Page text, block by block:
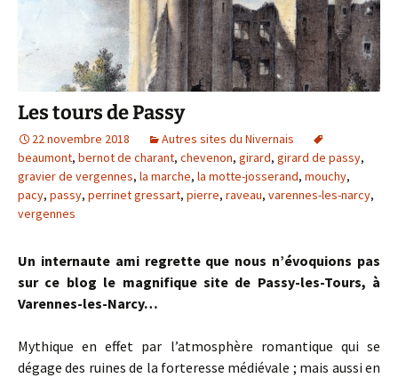
Les tours de Passy
22 novembre 2018
Autres sites du Nivernais
beaumont, bernot de charant, chevenon, girard, girard de passy,
gravier de vergennes, la marche, la motte-josserand, mouchy,
pacy, passy, perrinet gressart, pierre, raveau, varennes-les-narcy,
vergennes
Un internaute ami regrette que nous n’évoquions pas
sur ce blog le magnifique site de Passy-les-Tours, à
Varennes-les-Narcy…
Mythique en effet par l’atmosphère romantique qui se
dégage des ruines de la forteresse médiévale ; mais aussi en